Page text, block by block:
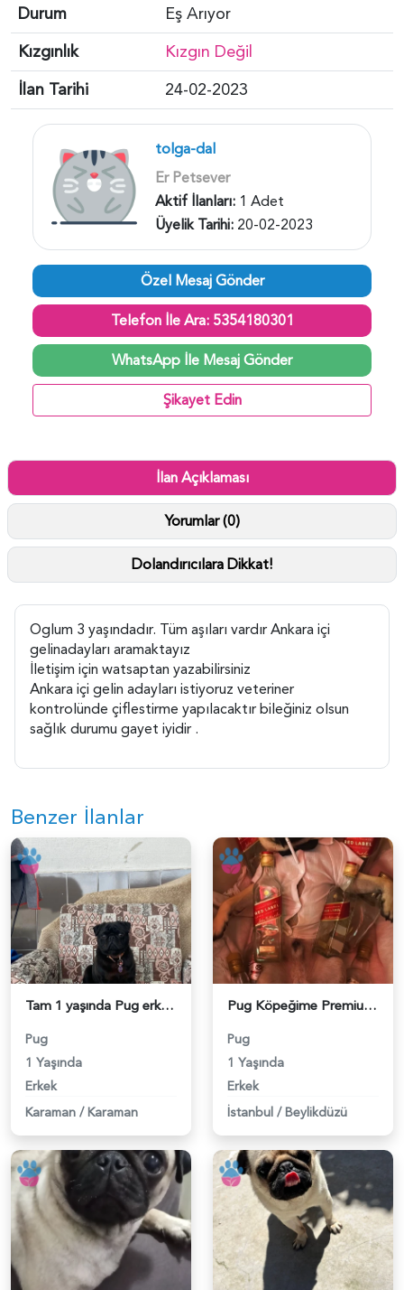
Durum
Eş Arıyor
Kızgınlık
Kızgın Değil
İlan Tarihi
24-02-2023
tolga-dal
Er Petsever
Aktif İlanları: 1 Adet
Üyelik Tarihi: 20-02-2023
Özel Mesaj Gönder
Telefon İle Ara: 5354180301
WhatsApp İle Mesaj Gönder
Şikayet Edin
İlan Açıklaması
Yorumlar (0)
Dolandırıcılara Dikkat!
Oglum 3 yaşındadır. Tüm aşıları vardır Ankara içi
gelinadayları aramaktayız
İletişim için watsaptan yazabilirsiniz
Ankara içi gelin adayları istiyoruz veteriner
kontrolünde çiflestirme yapılacaktır bileğiniz olsun
sağlık durumu gayet iyidir .
Benzer İlanlar
Tam 1 yaşında Pug erkek - 118984183
Pug
1 Yaşında
Erkek
Karaman / Karaman
Pug Köpeğime Premium Eş Arıyoruz - 118984025
Pug
1 Yaşında
Erkek
İstanbul / Beylikdüzü